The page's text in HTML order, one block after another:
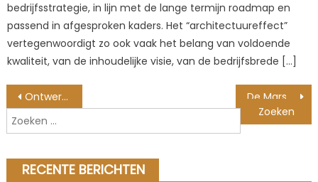
bedrijfsstrategie, in lijn met de lange termijn roadmap en
passend in afgesproken kaders. Het “architectuureffect”
vertegenwoordigt zo ook vaak het belang van voldoende
kwaliteit, van de inhoudelijke visie, van de bedrijfsbrede […]
Berichtnavigatie
Ontwerp voor Interactie met APIs
Zoeken
naar:
RECENTE BERICHTEN